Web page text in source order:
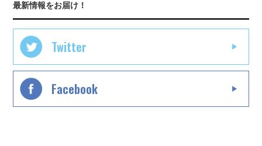
最新情報をお届け！
Twitter
Facebook